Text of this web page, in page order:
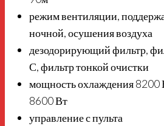
режим вентиляции,
ночной, осушения воздуха
дезодорирующий фильтр,
С, фильтр тонкой очистки
мощность охлаждения 8200
8600 Вт
управление с пульта